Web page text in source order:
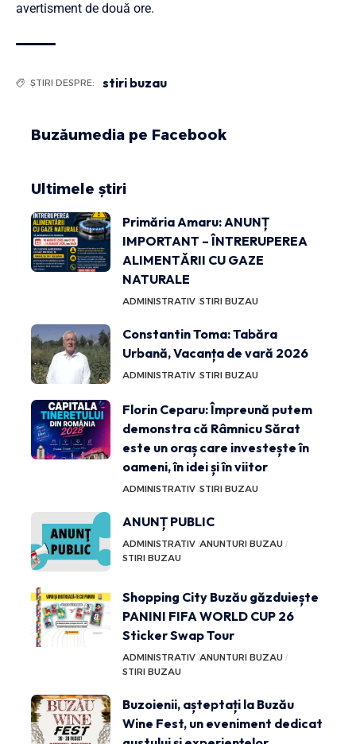
avertisment de două ore.
ȘTIRI DESPRE: stiri buzau
Buzăumedia pe Facebook
Ultimele știri
Primăria Amaru: ANUNȚ
IMPORTANT – ÎNTRERUPEREA
ALIMENTĂRII CU GAZE
NATURALE
ADMINISTRATIV STIRI BUZAU
Constantin Toma: Tabăra
Urbană, Vacanța de vară 2026
ADMINISTRATIV STIRI BUZAU
Florin Ceparu: Împreună putem
demonstra că Râmnicu Sărat
este un oraș care investește în
oameni, în idei și în viitor
ADMINISTRATIV STIRI BUZAU
ANUNȚ PUBLIC
ADMINISTRATIV ANUNTURI BUZAU
STIRI BUZAU
Shopping City Buzău găzduiește
PANINI FIFA WORLD CUP 26
Sticker Swap Tour
ADMINISTRATIV ANUNTURI BUZAU
STIRI BUZAU
Buzoienii, așteptați la Buzău
Wine Fest, un eveniment dedicat